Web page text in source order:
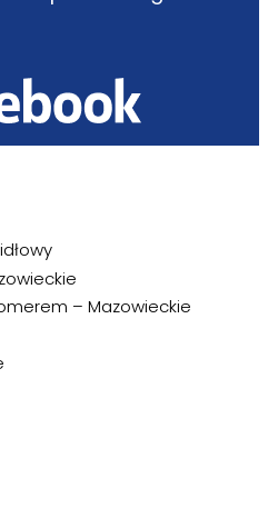
– Mazowieckie